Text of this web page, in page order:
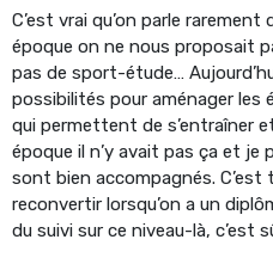
C’est vrai qu’on parle rarement
époque on ne nous proposait
pas de sport-étude…
possibilités pour aménager les
qui permettent de s’entraîner
époque il n’y avait pas ça et je
sont bien accompagnés. C’est
reconvertir lorsqu’on a un
du suivi sur ce niveau-là, c’est